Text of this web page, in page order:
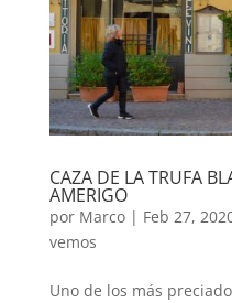
CAZA DE LA TRUFA
AMERIGO
por Marco| Feb 27,
vemos
Uno de los más